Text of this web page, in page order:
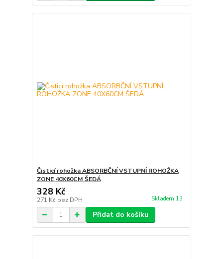
Čisticí rohožka ABSORBČNÍ VSTUPNÍ ROHOŽKA
ZONE 40X60CM ŠEDÁ
328 Kč
271 Kč bez DPH Skladem 13
Přidat do košíku